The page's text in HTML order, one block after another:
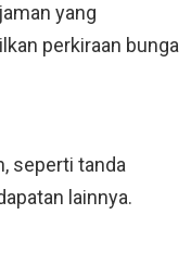
yang
perkiraan bunga
seperti tanda
lainnya.